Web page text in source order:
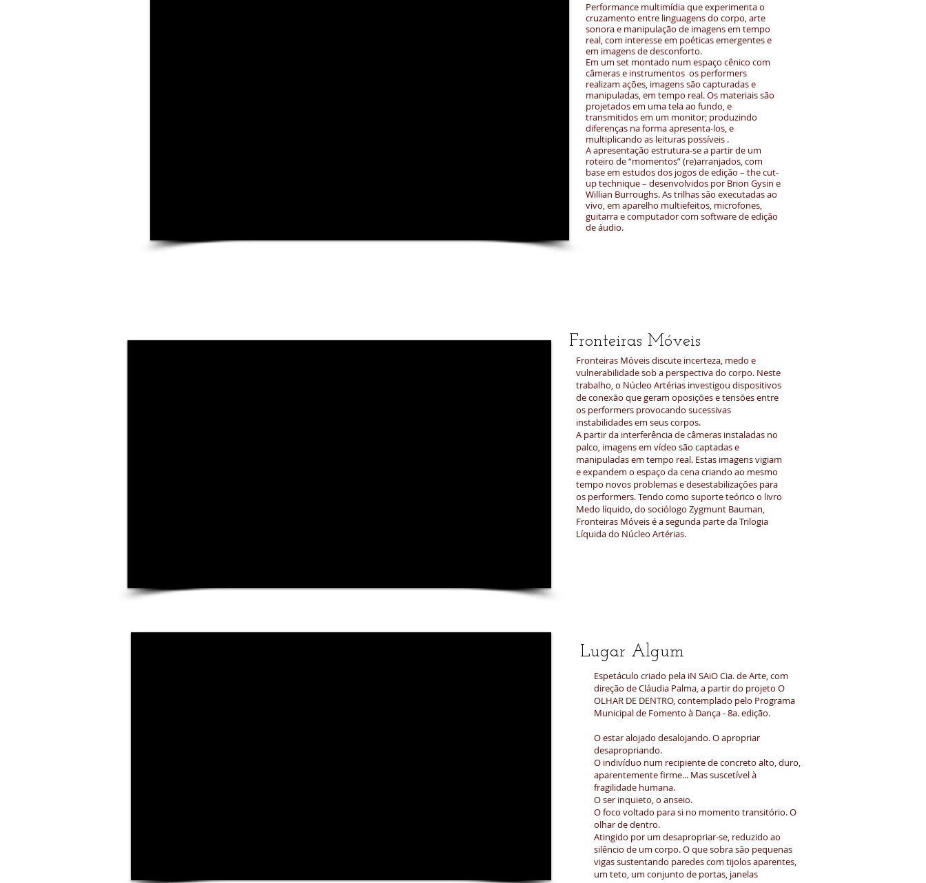
​​Performance multimídia que experimenta o
cruzamento entre linguagens do corpo, arte
sonora e manipulação de imagens em tempo
real, com interesse em poéticas emergentes e
em imagens de desconforto.
Em um set montado num espaço cênico com
câmeras e instrumentos os performers
realizam ações, imagens são capturadas e
manipuladas, em tempo real. Os materiais são
projetados em uma tela ao fundo, e
transmitidos em um monitor; produzindo
diferenças na forma apresenta-los, e
multiplicando as leituras possíveis .
A apresentação estrutura-se a partir de um
roteiro de “momentos” (re)arranjados, com
base em estudos dos jogos de edição – the cut-
up technique – desenvolvidos por Brion Gysin e
Willian Burroughs. As trilhas são executadas ao
vivo, em aparelho multiefeitos, microfones,
guitarra e computador com software de edição
de áudio.
Fronteiras Móveis
Fronteiras Móveis discute incerteza, medo e
vulnerabilidade sob a perspectiva do corpo. Neste
trabalho, o Núcleo Artérias investigou dispositivos
de conexão que geram oposições e tensões entre
os performers provocando sucessivas
instabilidades em seus corpos.
A partir da interferência de câmeras instaladas no
palco, imagens em vídeo são captadas e
manipuladas em tempo real. Estas imagens vigiam
e expandem o espaço da cena criando ao mesmo
tempo novos problemas e desestabilizações para
os performers. Tendo como suporte teórico o livro
Medo líquido, do sociólogo Zygmunt Bauman,
Fronteiras Móveis é a segunda parte da Trilogia
Líquida do Núcleo Artérias.
Lugar Algum
Espetáculo criado pela iN SAiO Cia. de Arte, com
direção de Cláudia Palma, a partir do projeto O
OLHAR DE DENTRO, contemplado pelo Programa
Municipal de Fomento à Dança - 8a. edição.
O estar alojado desalojando. O apropriar
desapropriando.
O indivíduo num recipiente de concreto alto, duro,
aparentemente firme... Mas suscetível à
fragilidade humana.
O ser inquieto, o anseio.
O foco voltado para si no momento transitório. O
olhar de dentro.
Atingido por um desapropriar-se, reduzido ao
silêncio de um corpo. O que sobra são pequenas
vigas sustentando paredes com tijolos aparentes,
um teto, um conjunto de portas, janelas